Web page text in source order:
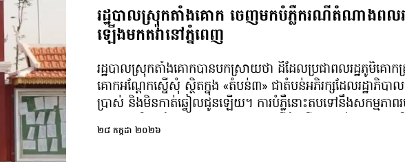
រដ្ឋបាលស្រុកតាំងគោក ចេញមកបំភ្លឺករណីតំណាងពល
ឡើងមកតវ៉ានៅភ្នំពេញ
រដ្ឋបាលស្រុកតាំងគោកបានបកស្រាយថា ដីដែលប្រជាពលរដ្ឋភូមិគោក
គោកអណ្ដែកស្នើសុំ ស្ថិតក្នុង «តំបន់៣» ជាតំបន់អភិរក្សដែលរដ្ឋាភិបា
ប្រាស់ និងមិនកាត់ឆ្វៀលជូនឡើយ។ ការបំភ្លឺនោះតបទៅនឹងសកម្មភាព
នៅលើដីទាំងអស់នោះ។ សេចក្ដីបំភ្លឺព័ត៌មានរបស់រដ្ឋបាលស្រុកតាំងគ
២៨ កក្កដា ២០២៦